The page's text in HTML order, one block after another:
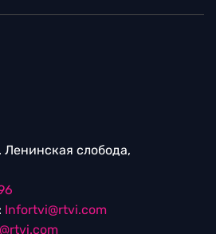
Ленинская слобода,
Infortvi@rtvi.com